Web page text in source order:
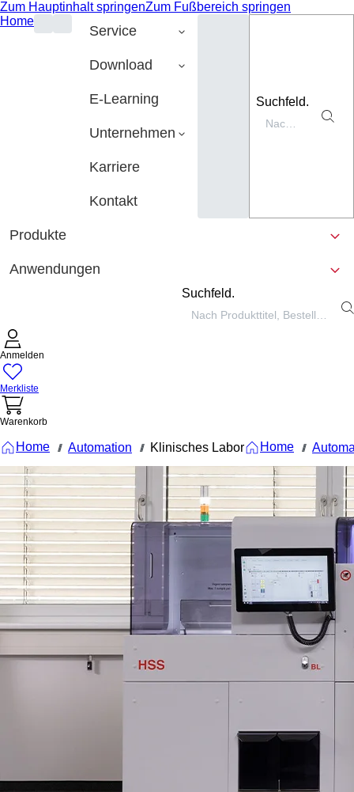
Zum Hauptinhalt springenZum Fußbereich springen
Home
Service
Download
E-Learning
Unternehmen
Karriere
Kontakt
Suchfeld.
Produkte
Anwendungen
Suchfeld.
Anmelden
Merkliste
Warenkorb
Home /// Automation /// Klinisches Labor Home ///